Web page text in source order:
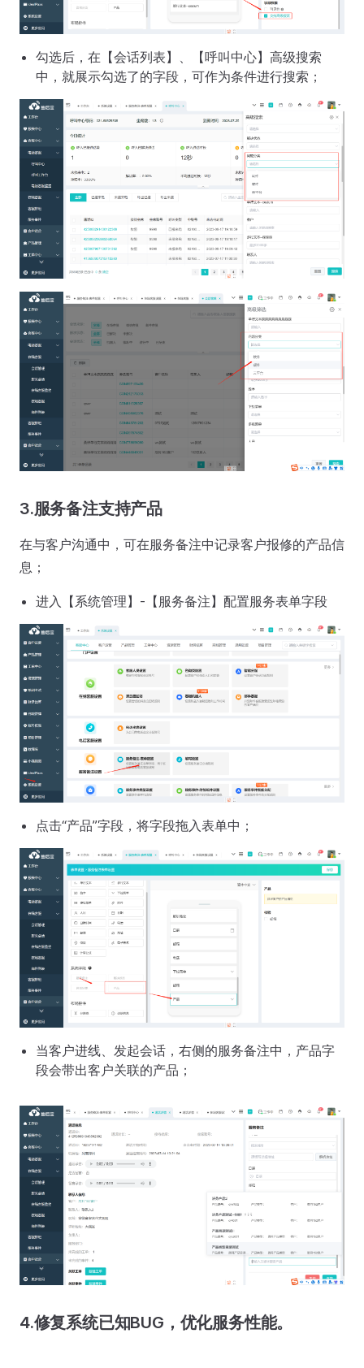
勾选后，在【会话列表】、【呼叫中心】高级搜索
中，就展示勾选了的字段，可作为条件进行搜索；
3.服务备注支持产品
在与客户沟通中，可在服务备注中记录客户报修的产品信
息；
进入【系统管理】-【服务备注】配置服务表单字段
点击“产品”字段，将字段拖入表单中；
当客户进线、发起会话，右侧的服务备注中，产品字
段会带出客户关联的产品；
4.修复系统已知BUG，优化服务性能。